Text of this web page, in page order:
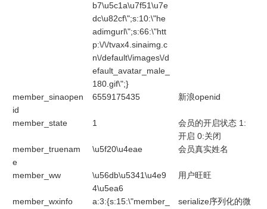
b7\u5c1a\u7f51\u7e
dc\u82cf\";s:10:\"he
adimgurl\";s:66:\"htt
p:\/\/tvax4.sinaimg.c
n\/default\/images\/d
efault_avatar_male_
180.gif\";}
member_sinaopen
id
6559175435 新浪openid
member_state 1
会员的开启状态 1:
开启 0:关闭
member_truenam
e
\u5f20\u4eae 会员真实姓名
member_ww
\u56db\u5341\u4e9
4\u5ea6
用户旺旺
member_wxinfo
a:3:{s:15:\"member_
serialize序列化的微